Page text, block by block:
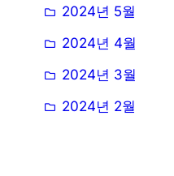
2024년 5월
2024년 4월
2024년 3월
2024년 2월